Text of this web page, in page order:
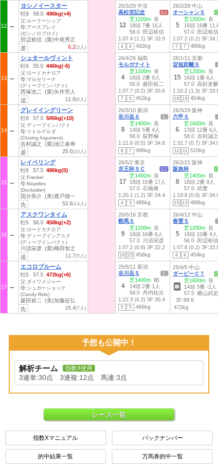
12
ヨシノイースター
牡8 58.0 496kg(+4)
父:ルーラーシップ
母:アースプレイ
(ゼンノロブロイ)
田辺裕信 (栗)中尾秀正
6.2(3人)
差
13
シュタールヴィント
牡6 55.0 446kg(-6)
父:ロードカナロア
母:マルセリーナ
(ディープインパクト)
西塚洸二 (栗)矢作芳人
11.8(6人)
追
14
グレイイングリーン
牡8 57.0 506kg(+10)
父:ディープインパクト
母:リトルゲルダ
(Closing Argument)
吉村誠之 (栗)池江泰寿
25.0(10人)
差
15
レイベリング
牡6 57.5 486kg(0)
父:Frankel
母:Noyelles
(Docksider)
国分恭介 (美)鹿戸雄一
52.6(14人)
先
16
アスクワンタイム
牡5 56.0 458kg(+2)
父:ロードカナロア
母:ディープインアスク
(ディープインパクト)
川須栄彦 (栗)梅田智之
11.7(5人)
追
17
エコロブルーム
牡5 57.5 472kg(+6)
父:ダイワメジャー
母:シュガーショック
(Candy Ride)
菱田裕二 (美)加藤征弘
15.4(7人)
先
26/3/29 中京
高松宮記念
G1
12
芝1200m 良
18頭 7番 16人
58.0 田辺裕信
1:07.4 (1.1) 3F:33.9
4 4 492kg
26/2/28 中山
オーシャンＳ
5
芝1200m 良
16頭 16番 11
57.0 田辺裕信
1:07.2 (0.2)
7 7 486kg
26/4/26 福島
モルガナイト
4
芝1200m 良
16頭 2番 9人
55.0 菱田裕二
1:07.7 (0.2) 3F:33.6
7 5 452kg
26/1/11 京都
淀短距離Ｓ
15
芝1200m 良
16頭 1番 6人
57.0 高杉吏麒
1:10.2 (1.3)
16 16 454kg
26/5/10 新潟
谷川岳Ｓ
L
8
芝1400m 良
14頭 5番 4人
58.0 荻野極
1:21.6 (0.5) 3F:34.8
8 7 496kg
26/3/29 阪神
六甲Ｓ
6
芝1600m 良
13頭 12番 6人
58.0 吉村誠之
1:32.7 (0.7)
11 11 510kg
26/5/2 東京
京王杯ＳＣ
G2
17
芝1400m 良
18頭 15番 17人
57.0 石橋脩
1:20.1 (1.2) 3F:34.4
4 3 486kg
26/2/21 阪神
阪急杯
8
芝1400m 良
18頭 2番 9人
57.0 武豊
1:19.8 (0.9)
15 13 488kg
26/5/16 京都
鞍馬Ｓ
9
芝1200m 良
16頭 16番 6人
57.0 川須栄彦
1:07.2 (0.8) 3F:32.2
16 15 456kg
26/4/12 中山
春雷Ｓ
5
芝1200m 良
16頭 10番 4人
56.0 田辺裕信
1:07.8 (0.2)
4 4 454kg
25/5/11 新潟
谷川岳Ｓ
L
4
芝1400m 稍
14頭 2番 1人
58.0 丹内祐次
1:22.3 (0.2) 3F:35.4
5 5 466kg
25/4/5 中山
ダービーＣＴ
芝1600m 良
14頭 3番 -2人
57.5 横山武史
3F:99.9
472kg
予想も公開中！
解析チーム 指数X使用
3連単:30点 3連複:12点 馬連:3点
レース一覧
指数Xマニュアル バックナンバー
的中結果一覧 万馬券的中一覧